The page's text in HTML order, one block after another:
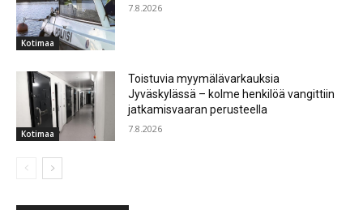
Kotimaa
7.8.2026
Kotimaa
Toistuvia myymälävarkauksia
Jyväskylässä – kolme henkilöä vangittiin
jatkamisvaaran perusteella
7.8.2026